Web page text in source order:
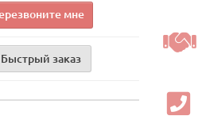
мне
Быстрый заказ